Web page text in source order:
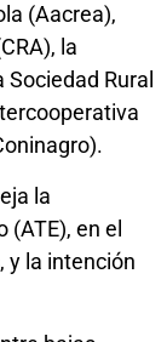
(Aacrea),
la
Rural
la
(ATE), en el
y la intención